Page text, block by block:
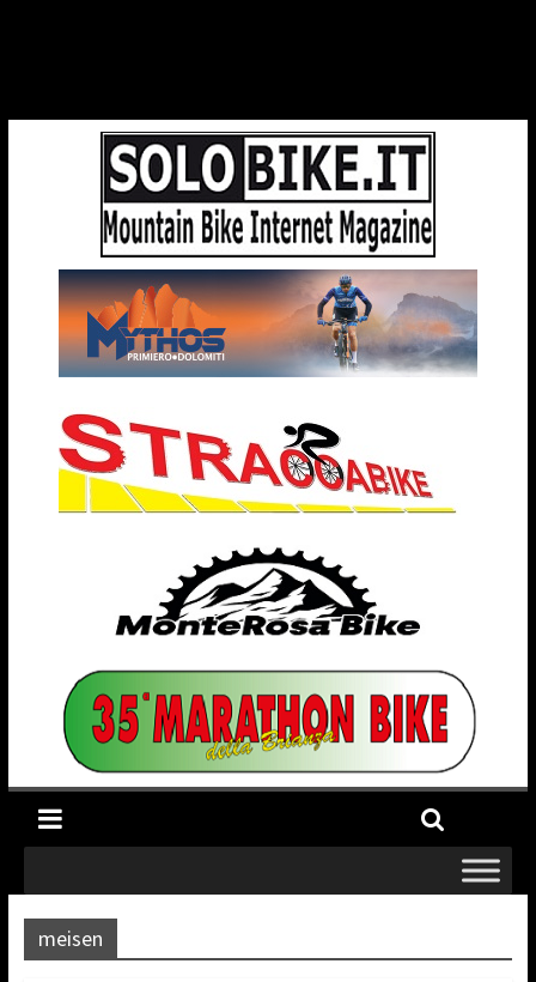
meisen